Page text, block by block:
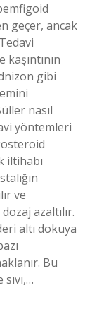
geçer, ancak
gibi
nasıl
yöntemleri
iltihabı
ve
azaltılır.
altı dokuya
Bu